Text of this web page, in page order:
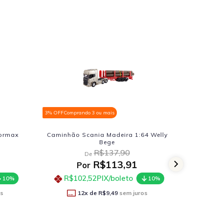
Comprando 3 ou mais
Caminhão Scania Madeira 1:64 Welly
R$137,90
R$113,91
PIX/boleto
10%
R$9,49sem juros
Vw Kombi Nacional